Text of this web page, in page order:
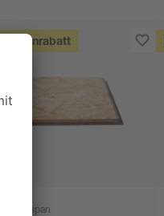
Mengenrabatt
Kronospan